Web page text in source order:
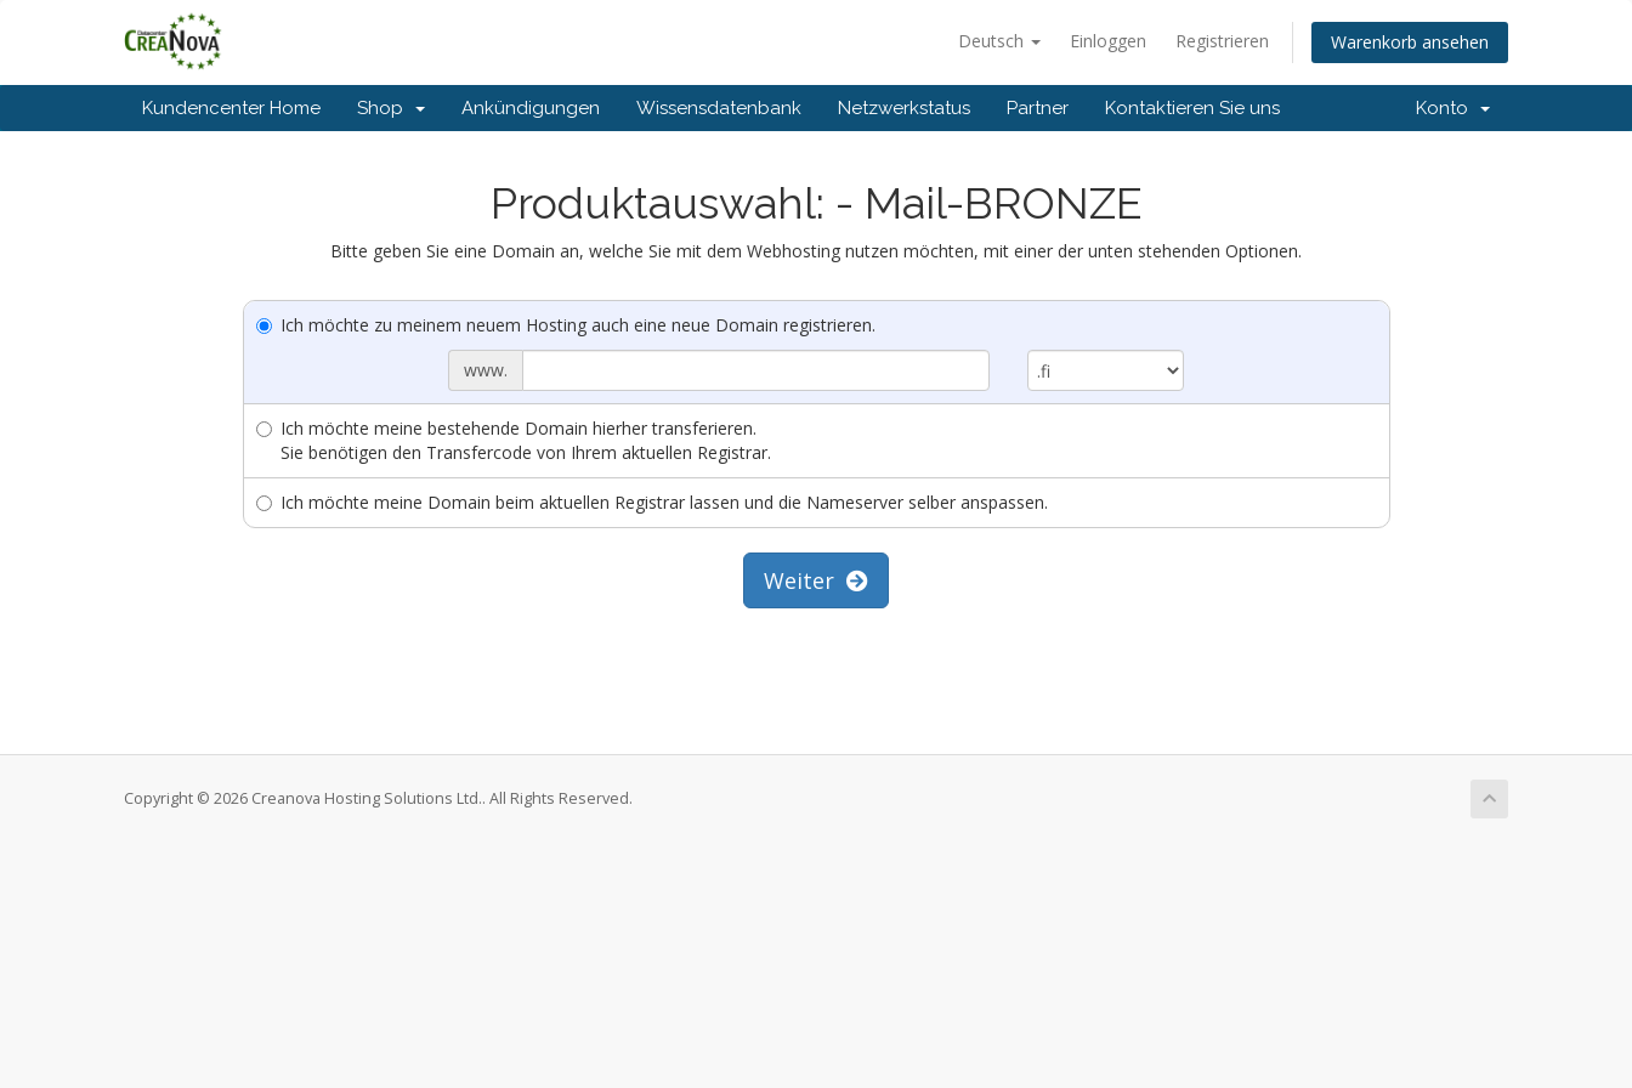
Deutsch Einloggen Registrieren Warenkorb ansehen
Kundencenter Home Shop Ankündigungen Wissensdatenbank Netzwerkstatus Partner Kontaktieren Sie uns Konto
Produktauswahl: - Mail-BRONZE
Bitte geben Sie eine Domain an, welche Sie mit dem Webhosting nutzen möchten, mit einer der unten stehenden Optionen.
Ich möchte zu meinem neuem Hosting auch eine neue Domain registrieren.
www.
Ich möchte meine bestehende Domain hierher transferieren.
Sie benötigen den Transfercode von Ihrem aktuellen Registrar.
Ich möchte meine Domain beim aktuellen Registrar lassen und die Nameserver selber anspassen.
Weiter
Copyright © 2026 Creanova Hosting Solutions Ltd.. All Rights Reserved.